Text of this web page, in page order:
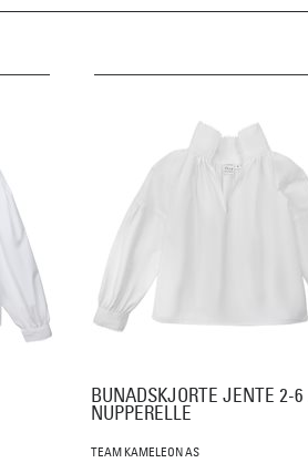
BUNADSKJORTE JENTE 2-
NUPPERELLE
TEAM KAMELEON AS